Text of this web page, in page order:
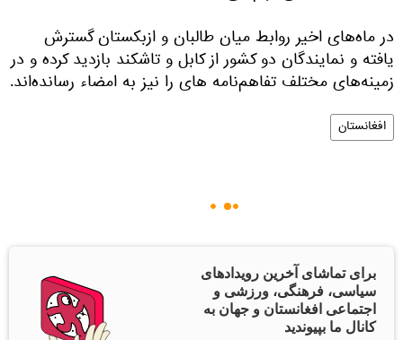
در ماه‌های اخیر روابط میان طالبان و ازبکستان گسترش
یافته و نمایندگان دو کشور از کابل و تاشکند بازدید کرده و در
زمینه‌های مختلف تفاهم‌نامه های را نیز به امضاء رسانده‌اند.
افغانستان
برای تماشای آخرین رویدادهای
سیاسی، فرهنگی، ورزشی و
اجتماعی افغانستان و جهان به
کانال ما بپیوندید